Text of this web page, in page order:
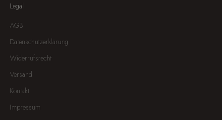
Legal
AGB
Datenschutzerklärung
Widerrufsrecht
Versand
Kontakt
Impressum